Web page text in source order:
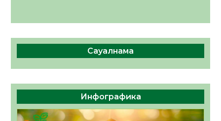
Сауалнама
Инфографика